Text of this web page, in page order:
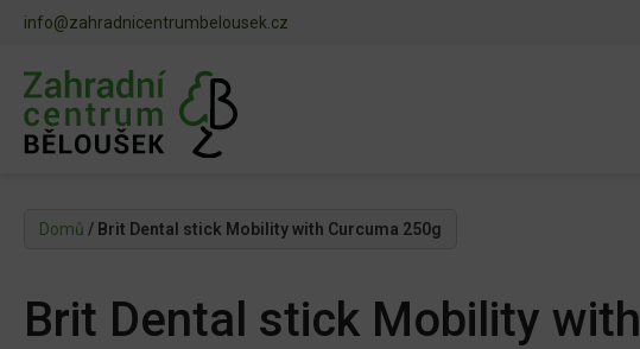
info@zahradnicentrumbelousek.cz
Domů / Brit Dental stick Mobility with Curcuma 250g
Brit Dental stick Mobility with